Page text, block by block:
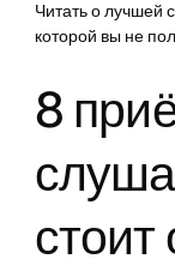
Читать о лучшей
которой вы не
8
стоит